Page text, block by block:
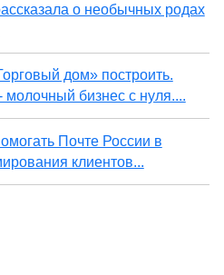
о необычных родах
дом» построить.
бизнес с нуля....
Почте России в
клиентов...